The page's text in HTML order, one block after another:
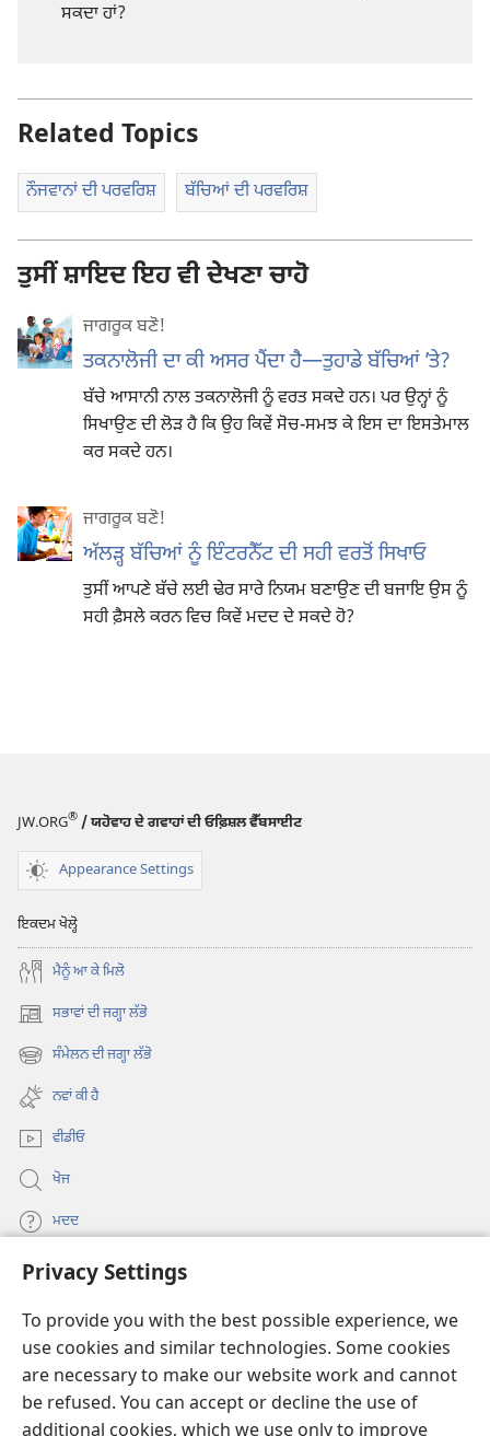
Privacy Settings
To provide you with the best possible experience, we
use cookies and similar technologies. Some cookies
are necessary to make our website work and cannot
be refused. You can accept or decline the use of
ਸਕਦਾ ਹਾਂ?
Related Topics
ਨੌਜਵਾਨਾਂ ਦੀ ਪਰਵਰਿਸ਼ ਬੱਚਿਆਂ ਦੀ ਪਰਵਰਿਸ਼
ਤੁਸੀਂ ਸ਼ਾਇਦ ਇਹ ਵੀ ਦੇਖਣਾ ਚਾਹੋ
ਜਾਗਰੂਕ ਬਣੋ!
ਤਕਨਾਲੋਜੀ ਦਾ ਕੀ ਅਸਰ ਪੈਂਦਾ ਹੈ—ਤੁਹਾਡੇ ਬੱਚਿਆਂ ʼਤੇ?
ਬੱਚੇ ਆਸਾਨੀ ਨਾਲ ਤਕਨਾਲੋਜੀ ਨੂੰ ਵਰਤ ਸਕਦੇ ਹਨ। ਪਰ ਉਨ੍ਹਾਂ ਨੂੰ
ਸਿਖਾਉਣ ਦੀ ਲੋੜ ਹੈ ਕਿ ਉਹ ਕਿਵੇਂ ਸੋਚ-ਸਮਝ ਕੇ ਇਸ ਦਾ ਇਸਤੇਮਾਲ
ਕਰ ਸਕਦੇ ਹਨ।
ਜਾਗਰੂਕ ਬਣੋ!
ਅੱਲੜ੍ਹ ਬੱਚਿਆਂ ਨੂੰ ਇੰਟਰਨੈੱਟ ਦੀ ਸਹੀ ਵਰਤੋਂ ਸਿਖਾਓ
ਤੁਸੀਂ ਆਪਣੇ ਬੱਚੇ ਲਈ ਢੇਰ ਸਾਰੇ ਨਿਯਮ ਬਣਾਉਣ ਦੀ ਬਜਾਇ ਉਸ ਨੂੰ
ਸਹੀ ਫ਼ੈਸਲੇ ਕਰਨ ਵਿਚ ਕਿਵੇਂ ਮਦਦ ਦੇ ਸਕਦੇ ਹੋ?
JW.ORG® / ਯਹੋਵਾਹ ਦੇ ਗਵਾਹਾਂ ਦੀ ਓਫ਼ਿਸ਼ਲ ਵੈੱਬਸਾਈਟ
Appearance Settings
ਇਕਦਮ ਖੋਲ੍ਹੋ
ਮੈਨੂੰ ਆ ਕੇ ਮਿਲੋ
ਸਭਾਵਾਂ ਦੀ ਜਗ੍ਹਾ ਲੱਭੋ
(opens
new
window)
ਸੰਮੇਲਨ ਦੀ ਜਗ੍ਹਾ ਲੱਭੋ
(opens
new
window)
ਨਵਾਂ ਕੀ ਹੈ
ਵੀਡੀਓ
ਖੋਜ
ਮਦਦ
ਦਾਨ
new
window)Watchtower ONLINE LIBRARY™
(opens
new
window)JW Hub
(opens
new